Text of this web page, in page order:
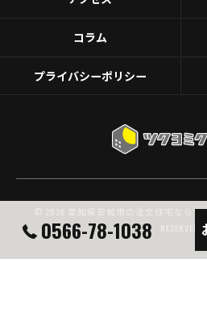
0566-78-1038
コラム
プライバシーポリシー
© 2026 愛知県安城市の注文住宅ならツ